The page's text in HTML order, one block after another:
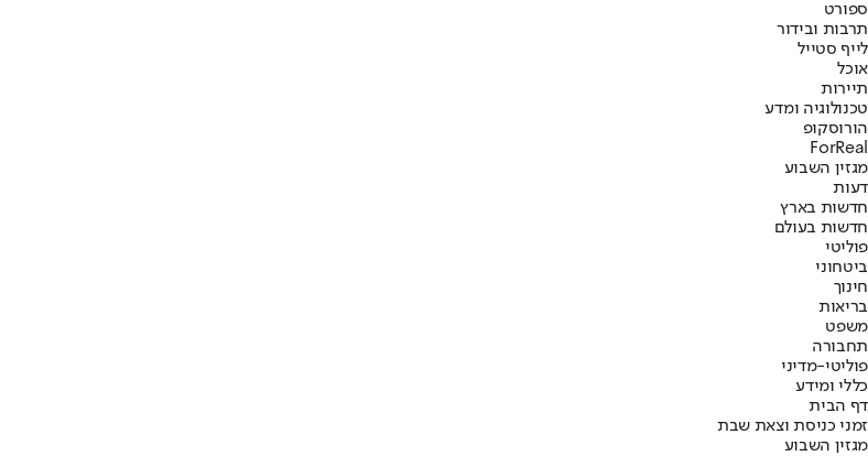
ספורט
תרבות ובידור
לייף סטייל
אוכל
תיירות
טכנולוגיה ומדע
הורוסקופ
ForReal
מגזין השבוע
דעות
חדשות בארץ
חדשות בעולם
פוליטי
ביטחוני
חינוך
בריאות
משפט
תחבורה
פוליטי-מדיני
כללי ומידע
דף הבית
זמני כניסת וצאת שבת
מגזין השבוע